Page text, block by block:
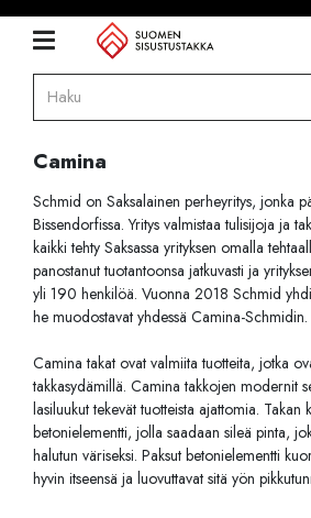
Camina
Schmid on Saksalainen perheyritys, jonka
Bissendorfissa. Yritys valmistaa tulisijoja ja
kaikki tehty Saksassa yrityksen omalla
panostanut tuotantoonsa jatkuvasti ja
yli 190 henkilöä. Vuonna 2018 Schmid
he muodostavat yhdessä Camina-Schmidin.
Camina takat ovat valmiita tuotteita, jotka
takkasydämillä. Camina takkojen modernit
lasiluukut tekevät tuotteista ajattomia.
betonielementti, jolla saadaan sileä pinta,
halutun väriseksi. Paksut betonielementti
hyvin itseensä ja luovuttavat sitä yön